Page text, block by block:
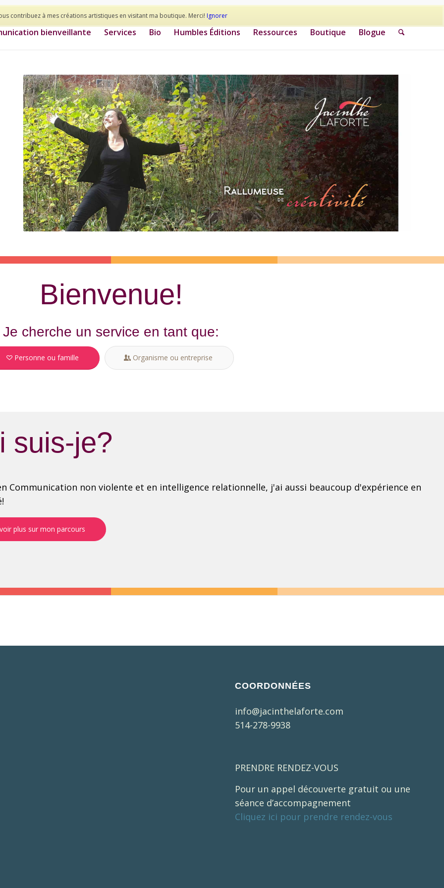
contribuez à mes créations artistiques en visitant ma boutique. Merci! Ignorer
bienveillante Services Bio Humbles Éditions Ressources Boutique Blogue
Bienvenue!
Je cherche un service en tant que:
Personne ou famille Organisme ou entreprise
suis-je?
Communication non violente et en intelligence relationnelle, j'ai aussi beaucoup d'expérience en
plus sur mon parcours
COORDONNÉES
info@jacinthelaforte.com
514-278-9938
PRENDRE RENDEZ-VOUS
Pour un appel découverte gratuit ou une
séance d’accompagnement
Cliquez ici pour prendre rendez-vous